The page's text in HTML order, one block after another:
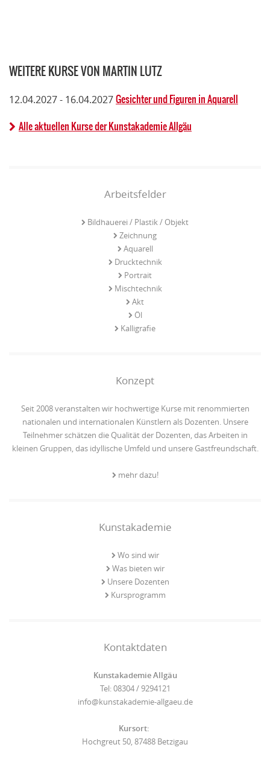
WEITERE KURSE VON MARTIN LUTZ
12.04.2027 - 16.04.2027Gesichter und Figuren in Aquarell
Alle aktuellen Kurse der Kunstakademie Allgäu
Arbeitsfelder
Bildhauerei / Plastik / Objekt
Zeichnung
Aquarell
Drucktechnik
Portrait
Mischtechnik
Akt
Öl
Kalligrafie
Konzept
Seit 2008 veranstalten wir hochwertige Kurse mit renommierten
nationalen und internationalen Künstlern als Dozenten. Unsere
Teilnehmer schätzen die Qualität der Dozenten, das Arbeiten in
kleinen Gruppen, das idyllische Umfeld und unsere Gastfreundschaft.
mehr dazu!
Kunstakademie
Wo sind wir
Was bieten wir
Unsere Dozenten
Kursprogramm
Kontaktdaten
Kunstakademie Allgäu
Tel: 08304 / 9294121
info@kunstakademie-allgaeu.de
Kursort:
Hochgreut 50, 87488 Betzigau